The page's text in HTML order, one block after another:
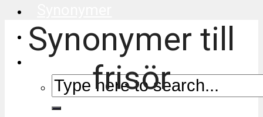
Korsordstips
Synonymer till
frisör